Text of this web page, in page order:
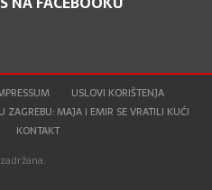
USLOVI KORIŠTENJA
ZAGREBU: MAJA I EMIR SE VRATILI KUĆI
KONTAKT